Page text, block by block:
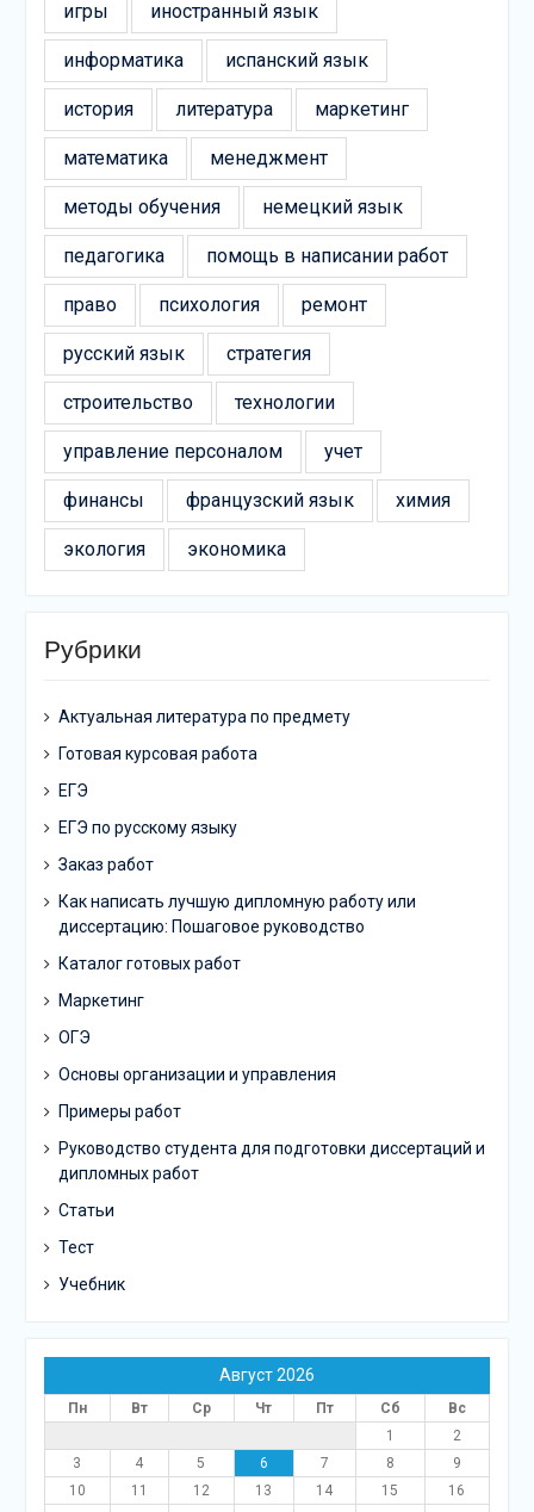
игры иностранный язык
информатика испанский язык
история литература маркетинг
математика менеджмент
методы обучения немецкий язык
педагогика помощь в написании работ
право психология ремонт
русский язык стратегия
строительство технологии
управление персоналом учет
финансы французский язык химия
экология экономика
Рубрики
Актуальная литература по предмету
Готовая курсовая работа
ЕГЭ
ЕГЭ по русскому языку
Заказ работ
Как написать лучшую дипломную работу или
диссертацию: Пошаговое руководство
Каталог готовых работ
Маркетинг
ОГЭ
Основы организации и управления
Примеры работ
Руководство студента для подготовки диссертаций и
дипломных работ
Статьи
Тест
Учебник
Август 2026
Пн Вт Ср Чт Пт Сб
Вс
1
2
3
4 5 6 7 8
9
10
11 12 13 14 15
16